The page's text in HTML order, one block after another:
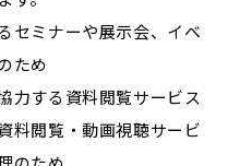
セミナーや展示会、イベ
ため
力する資料閲覧サービス
料閲覧・動画視聴サービ